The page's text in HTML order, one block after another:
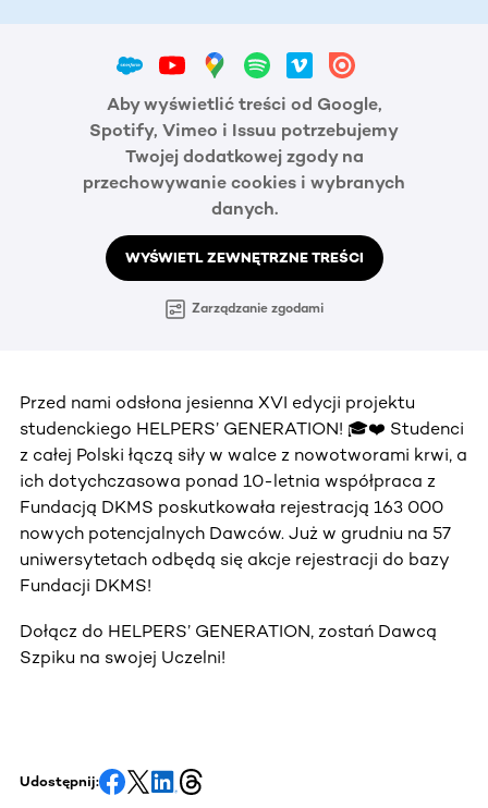
Aby wyświetlić treści od Google,
Spotify, Vimeo i Issuu potrzebujemy
Twojej dodatkowej zgody na
przechowywanie cookies i wybranych
danych.
WYŚWIETL ZEWNĘTRZNE TREŚCI
Zarządzanie zgodami
Przed nami odsłona jesienna XVI edycji projektu
studenckiego HELPERS’ GENERATION! 🎓❤️ Studenci
z całej Polski łączą siły w walce z nowotworami krwi, a
ich dotychczasowa ponad 10-letnia współpraca z
Fundacją DKMS poskutkowała rejestracją 163 000
nowych potencjalnych Dawców. Już w grudniu na 57
uniwersytetach odbędą się akcje rejestracji do bazy
Fundacji DKMS!
Dołącz do HELPERS’ GENERATION, zostań Dawcą
Szpiku na swojej Uczelni!
Udostępnij: